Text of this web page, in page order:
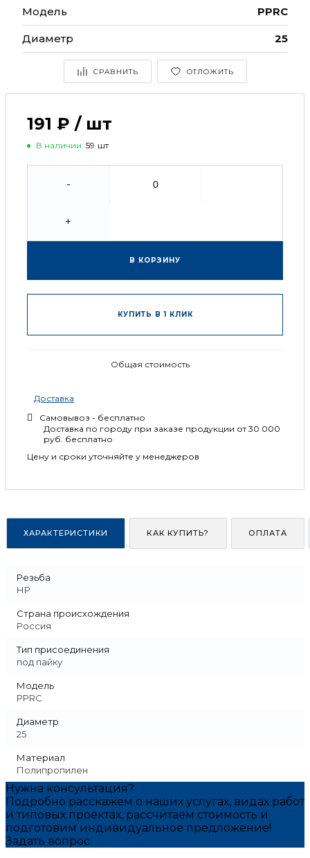
Модель РРRC
Диаметр 25
СРАВНИТЬ ОТЛОЖИТЬ
191 ₽ / шт
В наличии 59 шт
-
+
В КОРЗИНУ
КУПИТЬ В 1 КЛИК
Общая стоимость
Доставка
Самовывоз - бесплатно
Доставка по городу при заказе продукции от 30 000
руб. бесплатно
Цену и сроки уточняйте у менеджеров
ХАРАКТЕРИСТИКИ КАК КУПИТЬ? ОПЛАТА
Резьба
НР
Страна происхождения
Россия
Тип присоединения
под пайку
Модель
РРRC
Диаметр
25
Материал
Полипропилен
Нужна консультация?
Подробно расскажем о наших услугах, видах работ
и типовых проектах, рассчитаем стоимость и
подготовим индивидуальное предложение!
Задать вопрос